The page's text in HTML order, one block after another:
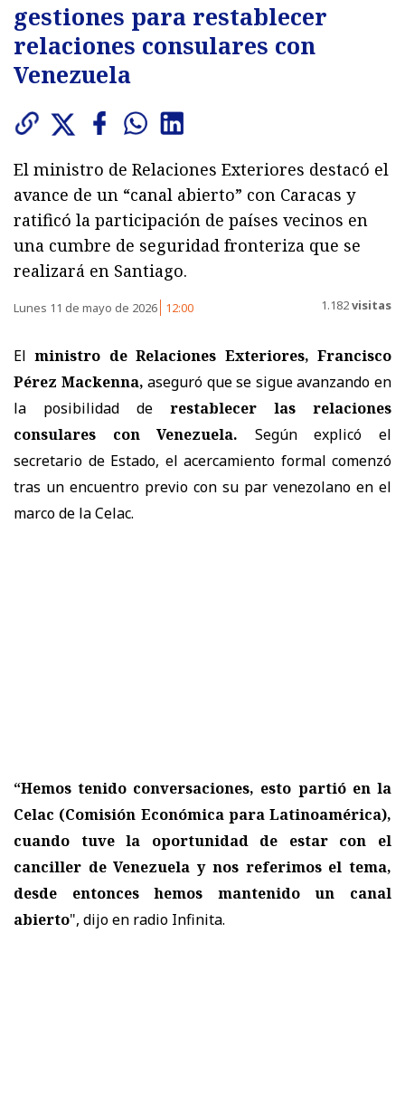
gestiones para restablecer
relaciones consulares con
Venezuela
El ministro de Relaciones Exteriores destacó el
avance de un “canal abierto” con Caracas y
ratificó la participación de países vecinos en
una cumbre de seguridad fronteriza que se
realizará en Santiago.
Lunes 11 de mayo de 2026 12:00 1.182visitas
Elministro de Relaciones Exteriores, Francisco
Pérez Mackenna, aseguró que se sigue avanzando en
la posibilidad de restablecer las relaciones
consulares con Venezuela. Según explicó el
secretario de Estado, el acercamiento formal comenzó
tras un encuentro previo con su par venezolano en el
marco de la Celac.
“Hemos tenido conversaciones, esto partió en la
Celac (Comisión Económica para Latinoamérica),
cuando tuve la oportunidad de estar con el
canciller de Venezuela y nos referimos el tema,
desde entonces hemos mantenido un canal
abierto", dijo en radio Infinita.